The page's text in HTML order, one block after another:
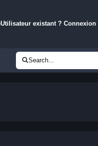
Utilisateur existant ? Connexion
Search...